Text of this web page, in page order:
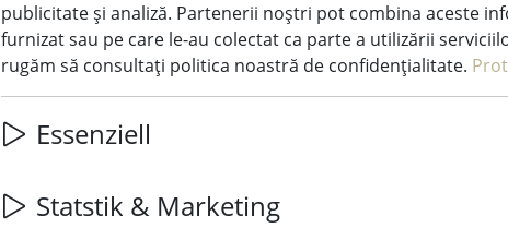
publicitate și analiză. Partenerii noștri pot combina aceste
furnizat sau pe care le-au colectat ca parte a utilizării
rugăm să consultați politica noastră de confidențialitate.
Essenziell
Statstik & Marketing